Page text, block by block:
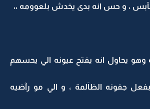
، و حس انه بدى يخدش بلعوومه ،،
وهو يحآول انه يفتح عيونه الي يحسهم
جفونه الظآلمة ، و الي مو رآضيه